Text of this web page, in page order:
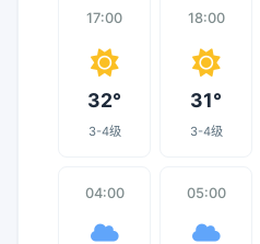
17:00
32°
3-4级
18:00
31°
3-4级
04:00 05:00